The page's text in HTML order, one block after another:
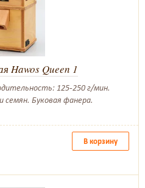
Hawos Queen 1
125-250 г/мин.
семян. Буковая фанера.
В корзину